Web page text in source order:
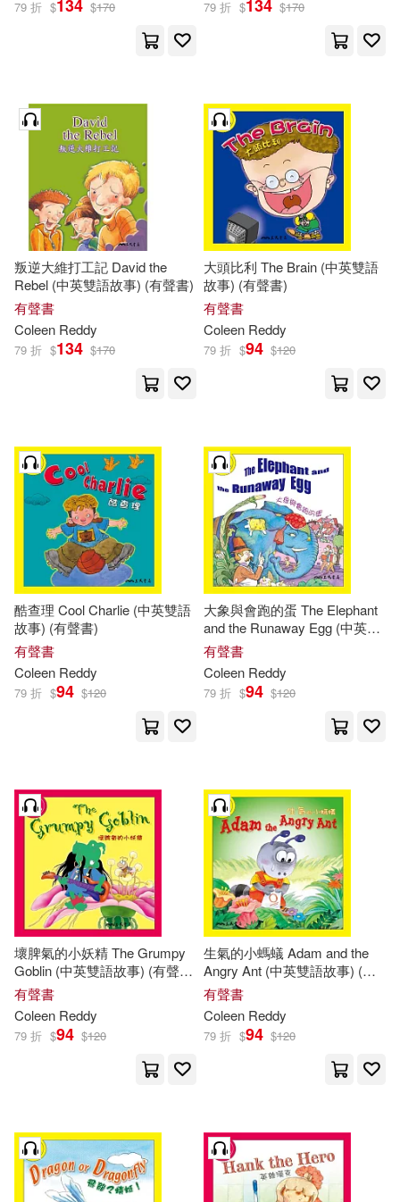
79 折 $134 $170 79 折 $134 $170
叛逆大維打工記 David the
Rebel (中英雙語故事) (有聲書)
有聲書
Coleen Reddy
79 折 $134 $170
大頭比利 The Brain (中英雙語
故事) (有聲書)
有聲書
Coleen Reddy
79 折 $94 $120
酷查理 Cool Charlie (中英雙語
故事) (有聲書)
有聲書
Coleen Reddy
79 折 $94 $120
大象與會跑的蛋 The Elephant
and the Runaway Egg (中英雙
語故事) (有聲書)
有聲書
Coleen Reddy
79 折 $94 $120
壞脾氣的小妖精 The Grumpy
Goblin (中英雙語故事) (有聲
書)
有聲書
Coleen Reddy
79 折 $94 $120
生氣的小螞蟻 Adam and the
Angry Ant (中英雙語故事) (有
聲書)
有聲書
Coleen Reddy
79 折 $94 $120